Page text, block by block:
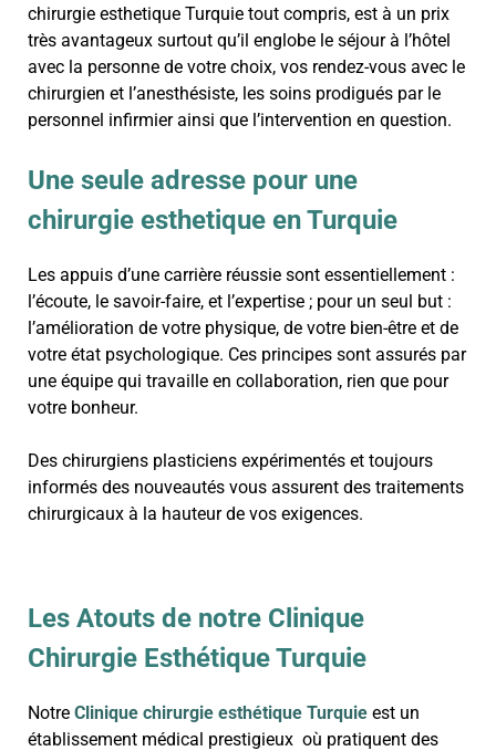
chirurgie esthetique Turquie tout compris, est à un prix
très avantageux surtout qu’il englobe le séjour à l’hôtel
avec la personne de votre choix, vos rendez-vous avec le
chirurgien et l’anesthésiste, les soins prodigués par le
personnel infirmier ainsi que l’intervention en question.
Une seule adresse pour une
chirurgie esthetique en Turquie
Les appuis d’une carrière réussie sont essentiellement :
l’écoute, le savoir-faire, et l’expertise ; pour un seul but :
l’amélioration de votre physique, de votre bien-être et de
votre état psychologique. Ces principes sont assurés par
une équipe qui travaille en collaboration, rien que pour
votre bonheur.
Des chirurgiens plasticiens expérimentés et toujours
informés des nouveautés vous assurent des traitements
chirurgicaux à la hauteur de vos exigences.
Les Atouts de notre Clinique
Chirurgie Esthétique Turquie
Notre Clinique chirurgie esthétique Turquie est un
établissement médical prestigieux où pratiquent des